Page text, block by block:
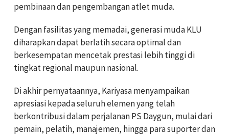
pembinaan dan pengembangan atlet muda.
Dengan fasilitas yang memadai, generasi muda KLU
diharapkan dapat berlatih secara optimal dan
berkesempatan mencetak prestasi lebih tinggi di
tingkat regional maupun nasional.
Di akhir pernyataannya, Kariyasa menyampaikan
apresiasi kepada seluruh elemen yang telah
berkontribusi dalam perjalanan PS Daygun, mulai dari
pemain, pelatih, manajemen, hingga para suporter dan